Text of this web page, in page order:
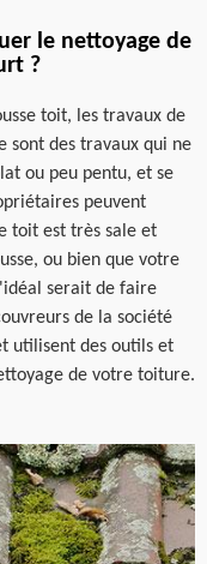
le nettoyage de
?
toit, les travaux de
sont des travaux qui ne
ou peu pentu, et se
peuvent
toit est très sale et
ou bien que votre
serait de faire
de la société
utilisent des outils et
de votre toiture.